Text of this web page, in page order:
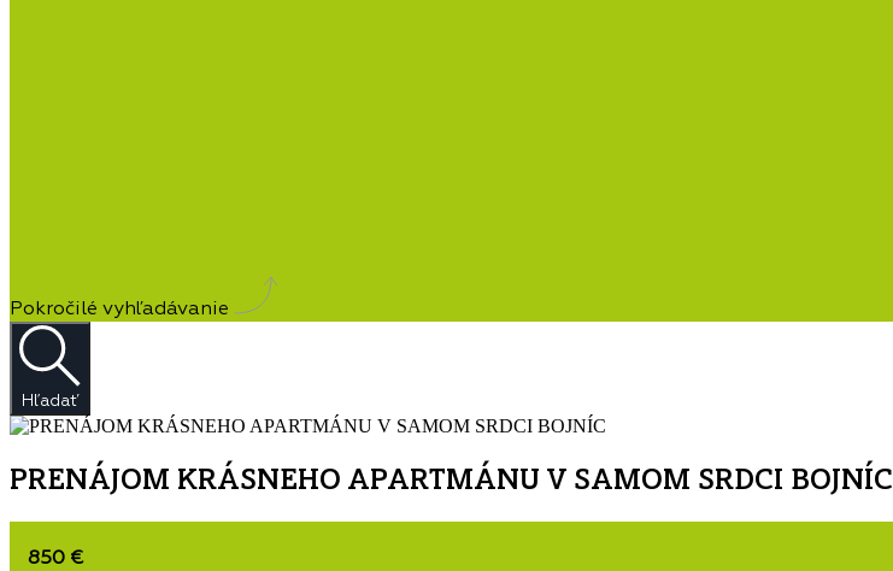
Pokročilé vyhľadávanie
Hľadať
PRENÁJOM KRÁSNEHO APARTMÁNU V SAMOM SRDCI BOJNÍC
850 €